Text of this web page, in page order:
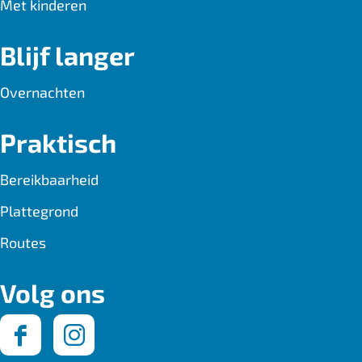
Met kinderen
Blijf langer
Overnachten
Praktisch
Bereikbaarheid
Plattegrond
Routes
Volg ons
F I